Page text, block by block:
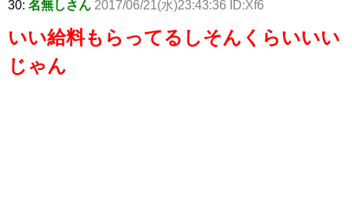
30: 名無しさん 2017/06/21(水)23:43:36 ID:Xf6
いい給料もらってるしそんくらいいい
じゃん